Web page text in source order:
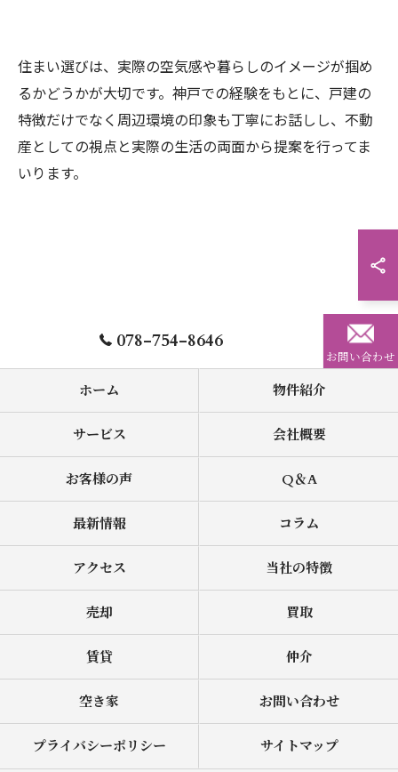
住まい選びは、実際の空気感や暮らしのイメージが掴め
るかどうかが大切です。神戸での経験をもとに、戸建の
特徴だけでなく周辺環境の印象も丁寧にお話しし、不動
産としての視点と実際の生活の両面から提案を行ってま
いります。
078-754-8646
お問い合わせ
ホーム 物件紹介
サービス 会社概要
お客様の声 Q＆A
最新情報 コラム
アクセス 当社の特徴
売却 買取
賃貸 仲介
空き家 お問い合わせ
プライバシーポリシー サイトマップ